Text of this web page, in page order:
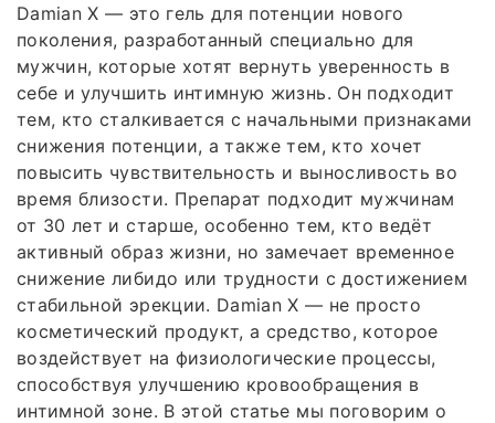
Damian X — это гель для потенции нового
поколения, разработанный специально для
мужчин, которые хотят вернуть уверенность в
себе и улучшить интимную жизнь. Он подходит
тем, кто сталкивается с начальными признаками
снижения потенции, а также тем, кто хочет
повысить чувствительность и выносливость во
время близости. Препарат подходит мужчинам
от 30 лет и старше, особенно тем, кто ведёт
активный образ жизни, но замечает временное
снижение либидо или трудности с достижением
стабильной эрекции. Damian X — не просто
косметический продукт, а средство, которое
воздействует на физиологические процессы,
способствуя улучшению кровообращения в
интимной зоне. В этой статье мы поговорим о